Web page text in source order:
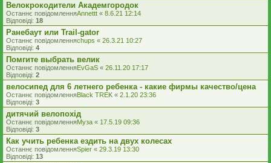
Велокрокодители Академгородок
Останнє повідомленняAnnettt « 8.6.21 12:14
Відповіді: 18
Ранебаут или Trail-gator
Останнє повідомленняchups « 26.3.21 10:27
Відповіді: 4
Помгите выбрать велик
Останнє повідомленняEvGaS « 26.11.20 17:17
Відповіді: 2
велосипед для 6 летнего ребенка - какие фирмы качество/цена
Останнє повідомленняBlack TREK « 2.1.20 23:36
Відповіді: 3
дитячий велопохід
Останнє повідомленняМуза « 17.5.19 09:36
Відповіді: 3
Как учить ребенка ездить на двух колесах
Останнє повідомленняSpier « 29.3.19 13:30
Відповіді: 13